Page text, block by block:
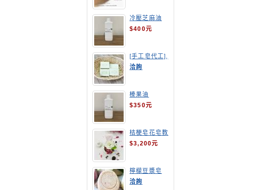
冷壓芝麻油
$400元
[手工皂代工],
酪梨手工皂
洽詢
榛果油
$350元
桔梗皂花皂教
學
$3,200元
檸檬豆漿皂
(溫潤手感皂)
洽詢